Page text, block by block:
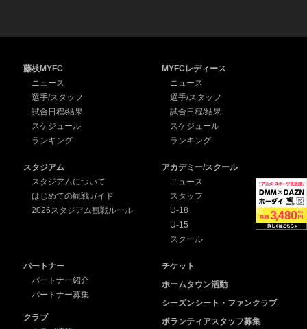
藤枝MYFC
ニュース
選手/スタッフ
試合日程/結果
スケジュール
ランキング
MYFCレディース
ニュース
選手/スタッフ
試合日程/結果
スケジュール
ランキング
スタジアム
スタジアムについて
はじめての観戦ガイド
2026スタジアム観戦ルール
アカデミー/スクール
ニュース
スタッフ
U-18
U-15
スクール
パートナー
パートナー紹介
パートナー募集
クラブ
チケット
ホームタウン活動
シーズンシート・ファンクラブ
ボランティアスタッフ募集